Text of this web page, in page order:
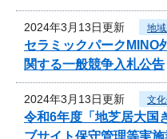
2024年3月13日更新 地
セラミックパークMINO
関する一般競争入札公告
2024年3月13日更新 文
令和6年度「地芝居大国
ブサイト保守管理等実